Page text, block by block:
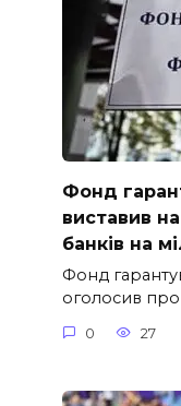
Фонд
виставив
банків на
Фонд
оголосив про
0 27